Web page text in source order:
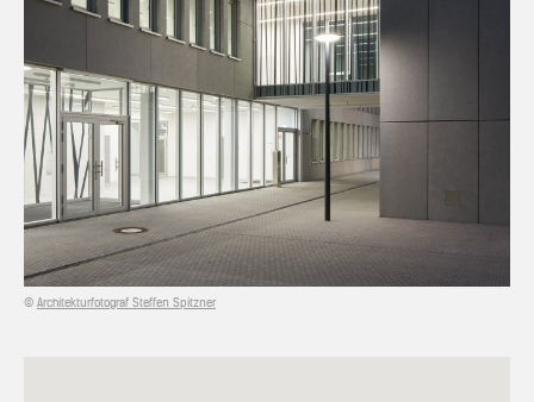
© Architekturfotograf Steffen Spitzner